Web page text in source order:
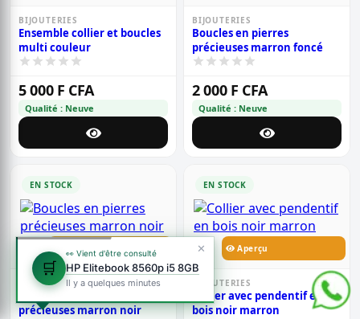
BIJOUTERIES
Ensemble collier et boucles
multi couleur
5 000 F CFA
Qualité : Neuve
BIJOUTERIES
Boucles en pierres
précieuses marron foncé
2 000 F CFA
Qualité : Neuve
EN STOCK
Aperçu
BIJOUTERIES
Boucles en pierres
précieuses marron noir
EN STOCK
Aperçu
BIJOUTERIES
Collier avec pendentif en
bois noir marron
🛒
👀 Vient d'être consulté
HP Elitebook 8560p i5 8GB
Il y a quelques minutes
✕